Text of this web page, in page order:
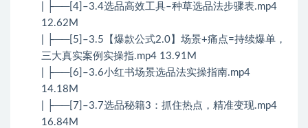
| ├──[4]–3.4选品高效工具–种草选品法步骤表.mp4
12.62M
| ├──[5]–3.5【爆款公式2.0】场景+痛点=持续爆单，
三大真实案例实操指.mp4 13.91M
| ├──[6]–3.6小红书场景选品法实操指南.mp4
14.18M
| ├──[7]–3.7选品秘籍3：抓住热点，精准变现.mp4
16.84M